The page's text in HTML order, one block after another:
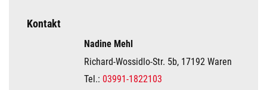
Kontakt
Nadine Mehl
Richard-Wossidlo-Str. 5b, 17192 Waren
Tel.: 03991-1822103